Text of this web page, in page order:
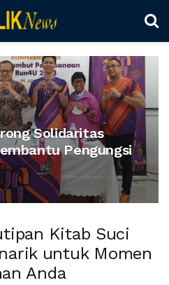
Solidaritas
Pengungsi
Kitab Suci
untuk Momen
Anda